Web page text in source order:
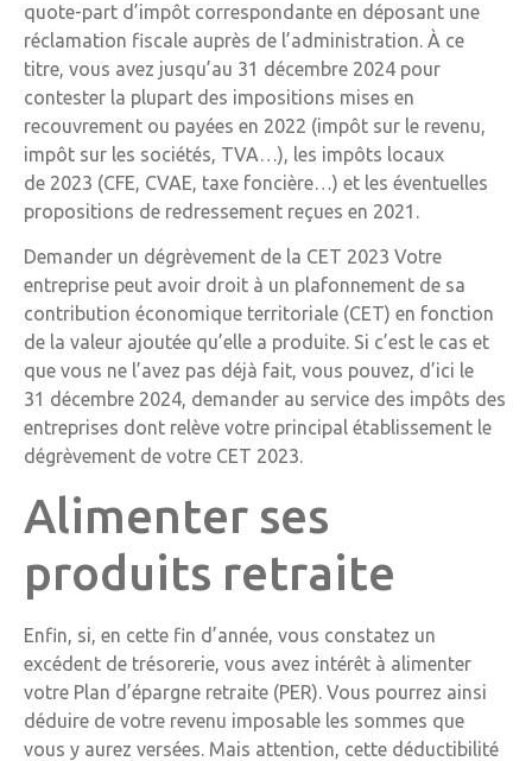
quote-part d’impôt correspondante en déposant une
réclamation fiscale auprès de l’administration. À ce
titre, vous avez jusqu’au 31 décembre 2024 pour
contester la plupart des impositions mises en
recouvrement ou payées en 2022 (impôt sur le revenu,
impôt sur les sociétés, TVA…), les impôts locaux
de 2023 (CFE, CVAE, taxe foncière…) et les éventuelles
propositions de redressement reçues en 2021.
Demander un dégrèvement de la CET 2023 Votre
entreprise peut avoir droit à un plafonnement de sa
contribution économique territoriale (CET) en fonction
de la valeur ajoutée qu’elle a produite. Si c’est le cas et
que vous ne l’avez pas déjà fait, vous pouvez, d’ici le
31 décembre 2024, demander au service des impôts des
entreprises dont relève votre principal établissement le
dégrèvement de votre CET 2023.
Alimenter ses
produits retraite
Enfin, si, en cette fin d’année, vous constatez un
excédent de trésorerie, vous avez intérêt à alimenter
votre Plan d’épargne retraite (PER). Vous pourrez ainsi
déduire de votre revenu imposable les sommes que
vous y aurez versées. Mais attention, cette déductibilité